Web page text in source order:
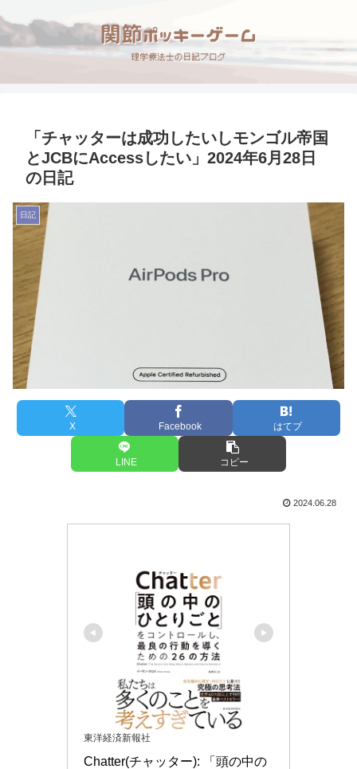
「チャッターは成功したいしモンゴル帝国
とJCBにAccessしたい」2024年6月28日
の日記
日記
X Facebook はてブ
LINE コピー
2024.06.28
東洋経済新報社
Chatter(チャッター): 「頭の中の